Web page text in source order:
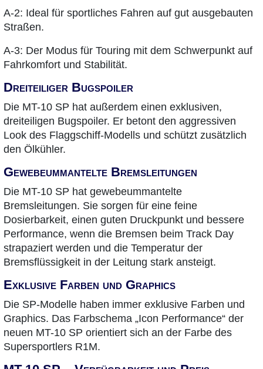
A-2: Ideal für sportliches Fahren auf gut ausgebauten
Straßen.
A-3: Der Modus für Touring mit dem Schwerpunkt auf
Fahrkomfort und Stabilität.
Dreiteiliger Bugspoiler
Die MT-10 SP hat außerdem einen exklusiven,
dreiteiligen Bugspoiler. Er betont den aggressiven
Look des Flaggschiff-Modells und schützt zusätzlich
den Ölkühler.
Gewebeummantelte Bremsleitungen
Die MT-10 SP hat gewebeummantelte
Bremsleitungen. Sie sorgen für eine feine
Dosierbarkeit, einen guten Druckpunkt und bessere
Performance, wenn die Bremsen beim Track Day
strapaziert werden und die Temperatur der
Bremsflüssigkeit in der Leitung stark ansteigt.
Exklusive Farben und Graphics
Die SP-Modelle haben immer exklusive Farben und
Graphics. Das Farbschema „Icon Performance“ der
neuen MT-10 SP orientiert sich an der Farbe des
Supersportlers R1M.